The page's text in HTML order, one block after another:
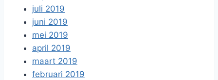
juli 2019
juni 2019
mei 2019
april 2019
maart 2019
februari 2019